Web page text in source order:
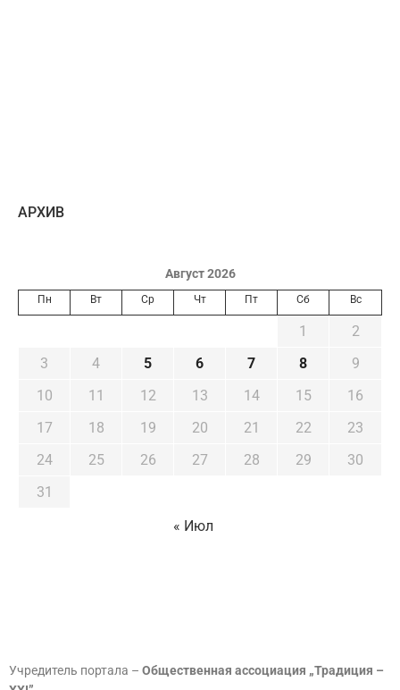
AРХИВ
Август 2026
Пн Вт Ср Чт Пт Сб Вс
1
2
3
4 5 6 7 8
9
10
11 12 13 14 15
16
17
18 19 20 21 22
23
24
25 26 27 28 29
30
31
« Июл
Учредитель портала – Общественная ассоциация „Традиция –